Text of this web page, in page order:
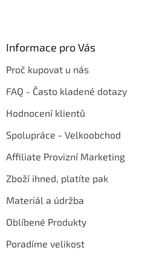
Informace pro Vás
Proč kupovat u nás
FAQ - Často kladené dotazy
Hodnocení klientů
Spolupráce - Velkoobchod
Affiliate Provizní Marketing
Zboží ihned, platíte pak
Materiál a údržba
Oblíbené Produkty
Poradíme velikost